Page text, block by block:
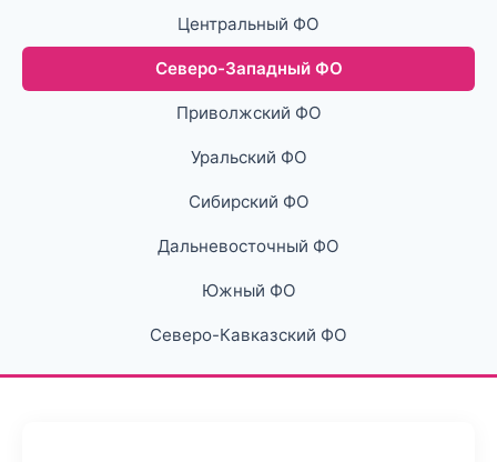
Центральный ФО
Северо-Западный ФО
Приволжский ФО
Уральский ФО
Сибирский ФО
Дальневосточный ФО
Южный ФО
Северо-Кавказский ФО